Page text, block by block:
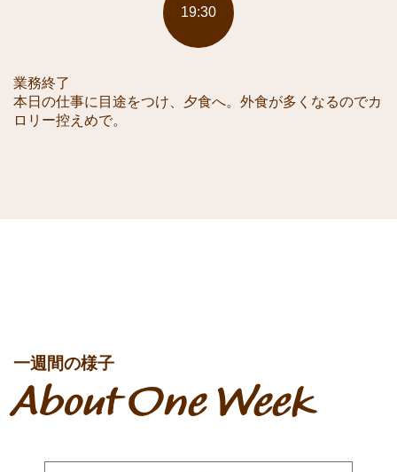
19:30
業務終了
本日の仕事に目途をつけ、夕食へ。外食が多くなるのでカ
ロリー控えめで。
一週間の様子
About One Week